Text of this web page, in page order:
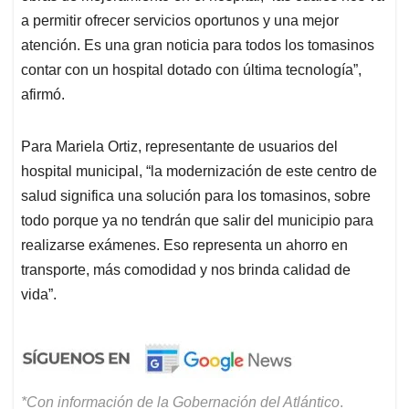
a permitir ofrecer servicios oportunos y una mejor
atención. Es una gran noticia para todos los tomasinos
contar con un hospital dotado con última tecnología”,
afirmó.
Para Mariela Ortiz, representante de usuarios del
hospital municipal, “la modernización de este centro de
salud significa una solución para los tomasinos, sobre
todo porque ya no tendrán que salir del municipio para
realizarse exámenes. Eso representa un ahorro en
transporte, más comodidad y nos brinda calidad de
vida”.
*Con información de la Gobernación del Atlántico.